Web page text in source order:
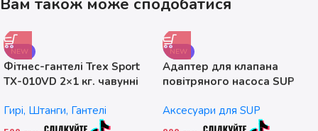
NEW
Фітнес-гантелі Trex Sport
TX-010VD 2×1 кг. чавунні
Гирі, Штанги, Гантелі
NEW
Адаптер для клапана
повітряного насоса SUP
Аксесуари для SUP